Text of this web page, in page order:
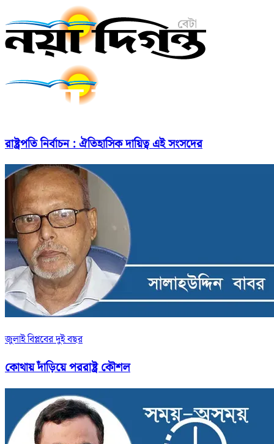
রাষ্ট্রপতি নির্বাচন : ঐতিহাসিক দায়িত্ব এই সংসদের
জুলাই বিপ্লবের দুই বছর
কোথায় দাঁড়িয়ে পররাষ্ট্র কৌশল